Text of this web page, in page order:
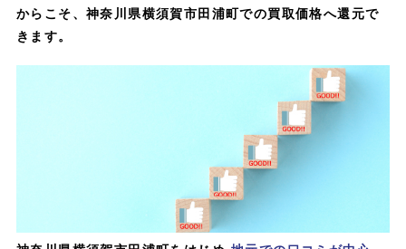
からこそ、神奈川県横須賀市田浦町での買取価格へ還元で
きます。